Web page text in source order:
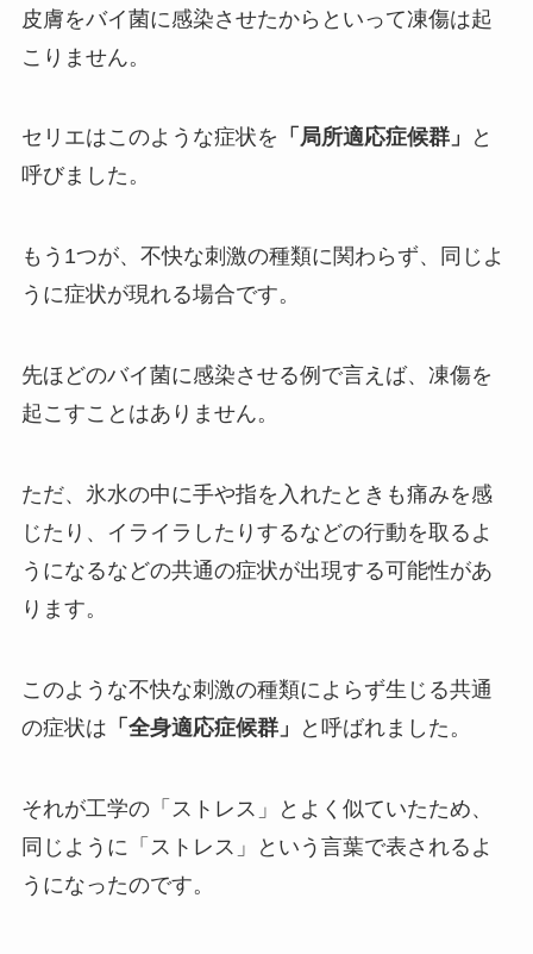
皮膚をバイ菌に感染させたからといって凍傷は起
こりません。
セリエはこのような症状を 「局所適応症候群」
と
呼びました。
もう1つが、不快な刺激の種類に関わらず、同じよ
うに症状が現れる場合です。
先ほどのバイ菌に感染させる例で言えば、凍傷を
起こすことはありません。
ただ、氷水の中に手や指を入れたときも痛みを感
じたり、イライラしたりするなどの行動を取るよ
うになるなどの共通の症状が出現する可能性があ
ります。
このような不快な刺激の種類によらず生じる共通
の症状は 「全身適応症候群」 と呼ばれました。
それが工学の「ストレス」とよく似ていたため、
同じように「ストレス」という言葉で表されるよ
うになったのです。